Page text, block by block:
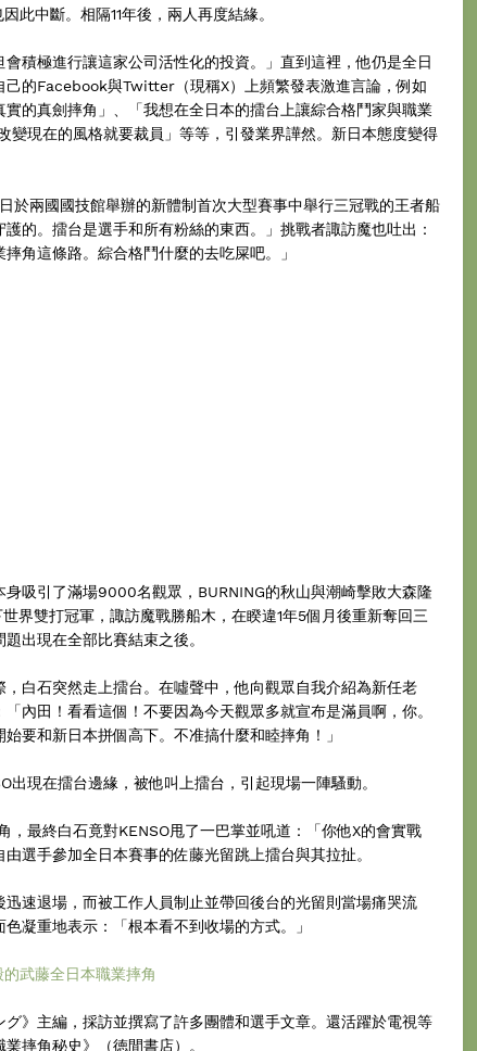
此中斷。相隔11年後，兩人再度結緣。
積極進行讓這家公司活性化的投資。」直到這裡，他仍是全日
己的Facebook與Twitter（現稱X）上頻繁發表激進言論，例如
實的真劍摔角」、「我想在全日本的擂台上讓綜合格鬥家與職業
變現在的風格就要裁員」等等，引發業界譁然。新日本態度變得
於兩國國技館舉辦的新體制首次大型賽事中舉行三冠戰的王者船
的。擂台是選手和所有粉絲的東西。」挑戰者諏訪魔也吐出：
角這條路。綜合格鬥什麼的去吃屎吧。」
吸引了滿場9000名觀眾，BURNING的秋山與潮崎擊敗大森隆
界雙打冠軍，諏訪魔戰勝船木，在睽違1年5個月後重新奪回三
出現在全部比賽結束之後。
白石突然走上擂台。在噓聲中，他向觀眾自我介紹為新任老
內田！看看這個！不要因為今天觀眾多就宣布是滿員啊，你。
要和新日本拼個高下。不准搞什麼和睦摔角！」
出現在擂台邊緣，被他叫上擂台，引起現場一陣騷動。
，最終白石竟對KENSO甩了一巴掌並吼道：「你他X的會實戰
選手參加全日本賽事的佐藤光留跳上擂台與其拉扯。
速退場，而被工作人員制止並帶回後台的光留則當場痛哭流
凝重地表示：「根本看不到收場的方式。」
武藤全日本職業摔角
》主編，採訪並撰寫了許多團體和選手文章。還活躍於電視等
摔角秘史》（徳間書店）。